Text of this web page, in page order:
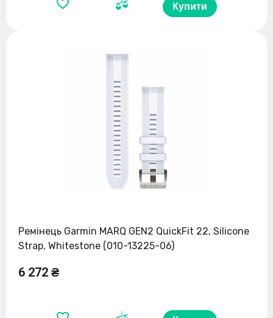
Купити
Ремінець Garmin MARQ GEN2 QuickFit 22, Silicone
Strap, Whitestone (010-13225-06)
6 272 ₴